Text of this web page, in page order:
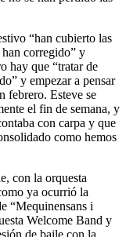
“han cubierto las
han corregido” y
hay que “tratar de
y empezar a pensar
febrero. Esteve se
el fin de semana, y
con carpa y que
como hemos
con la orquesta
ya ocurrió la
“Mequinensans i
Welcome Band y